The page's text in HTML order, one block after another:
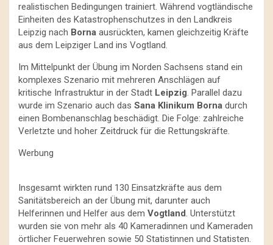
realistischen Bedingungen trainiert. Während vogtländische
Einheiten des Katastrophenschutzes in den Landkreis
Leipzig nach Borna ausrückten, kamen gleichzeitig Kräfte
aus dem Leipziger Land ins Vogtland.
Im Mittelpunkt der Übung im Norden Sachsens stand ein
komplexes Szenario mit mehreren Anschlägen auf
kritische Infrastruktur in der Stadt Leipzig. Parallel dazu
wurde im Szenario auch das Sana Klinikum Borna durch
einen Bombenanschlag beschädigt. Die Folge: zahlreiche
Verletzte und hoher Zeitdruck für die Rettungskräfte.
Werbung
Insgesamt wirkten rund 130 Einsatzkräfte aus dem
Sanitätsbereich an der Übung mit, darunter auch
Helferinnen und Helfer aus dem Vogtland. Unterstützt
wurden sie von mehr als 40 Kameradinnen und Kameraden
örtlicher Feuerwehren sowie 50 Statistinnen und Statisten.